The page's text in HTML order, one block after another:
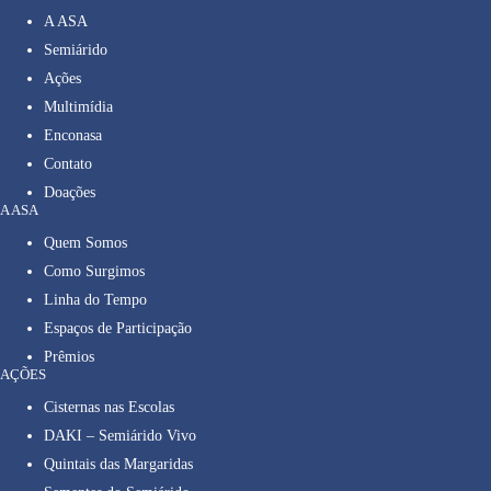
A ASA
Semiárido
Ações
Multimídia
Enconasa
Contato
Doações
A ASA
Quem Somos
Como Surgimos
Linha do Tempo
Espaços de Participação
Prêmios
AÇÕES
Cisternas nas Escolas
DAKI – Semiárido Vivo
Quintais das Margaridas